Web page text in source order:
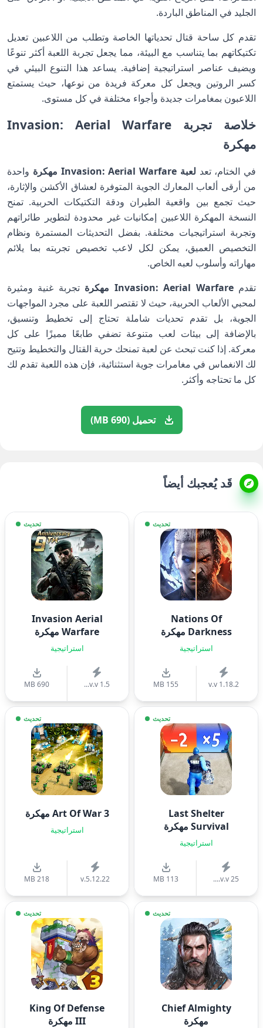
الجليد في المناطق الباردة.
تقدم كل ساحة قتال تحدياتها الخاصة وتطلب من اللاعبين تعديل
تكتيكاتهم بما يتناسب مع البيئة، مما يجعل تجربة اللعبة أكثر تنوعًا
ويضيف عناصر استراتيجية إضافية. يساعد هذا التنوع البيئي في
كسر الروتين ويجعل كل معركة فريدة من نوعها، حيث يستمتع
اللاعبون بمغامرات جديدة وأجواء مختلفة في كل مستوى.
خلاصة تجربة Invasion: Aerial Warfare
مهكرة
في الختام، تعد لعبة Invasion: Aerial Warfare مهكرة
واحدة
من أرقى ألعاب المعارك الجوية المتوفرة لعشاق الأكشن والإثارة،
حيث تجمع بين واقعية الطيران ودقة التكتيكات الحربية. تمنح
النسخة المهكرة اللاعبين إمكانيات غير محدودة لتطوير طائراتهم
وتجربة استراتيجيات مختلفة. بفضل التحديثات المستمرة ونظام
التخصيص العميق، يمكن لكل لاعب تخصيص تجربته بما يلائم
مهاراته وأسلوب لعبه الخاص.
تقدمInvasion: Aerial Warfare مهكرة
تجربة غنية ومثيرة
لمحبي الألعاب الحربية، حيث لا تقتصر اللعبة على مجرد المواجهات
الجوية، بل تقدم تحديات شاملة تحتاج إلى تخطيط وتنسيق،
بالإضافة إلى بيئات لعب متنوعة تضفي طابعًا مميزًا على كل
معركة. إذا كنت تبحث عن لعبة تمنحك حرية القتال والتخطيط وتتيح
لك الانغماس في مغامرات جوية استثنائية، فإن هذه اللعبة تقدم لك
كل ما تحتاجه وأكثر.
تحميل (690 MB)
قَد يُعجبك أيضاً
تحديث
Nations Of
Darkness مهكرة
استراتيجية
v.v 1.18.2
155 MB
تحديث
Invasion Aerial
Warfare مهكرة
استراتيجية
v.v 1.5...
690 MB
تحديث
Last Shelter
Survival مهكرة
استراتيجية
v.v 25....
113 MB
تحديث
Art Of War 3 مهكرة
استراتيجية
v.5.12.22
218 MB
تحديث
Chief Almighty
مهكرة
تحديث
King Of Defense
III مهكرة